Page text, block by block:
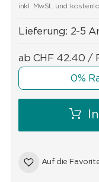
inkl. MwSt. und
Lieferung: 2-5
ab CHF 42.40 /
0%
Auf die